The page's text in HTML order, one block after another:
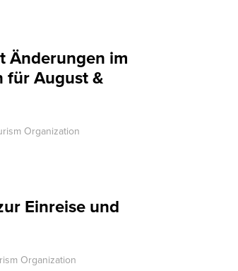
Änderungen im
für August &
Organization
Einreise und
Organization